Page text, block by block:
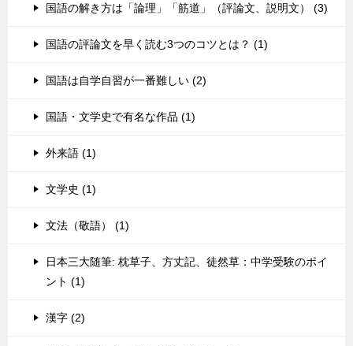
国語の解き方は「論理」「筋道」（評論文、説明文） (3)
国語の評論文を早く読む3つのコツとは？ (1)
国語は自学自習が一番難しい (2)
国語・文学史で有名な作品 (1)
外来語 (1)
文学史 (1)
文法（敬語） (1)
日本三大随筆: 枕草子、方丈記、徒然草：中学受験のポイ
ント (1)
漢字 (2)